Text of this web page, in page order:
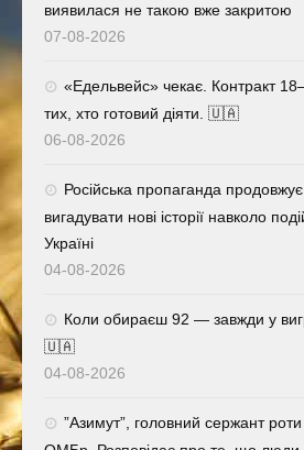
виявилася не такою вже закритою
07-08-2026
«Едельвейс» чекає. Контракт
тих, хто готовий діяти. 🇺🇦
06-08-2026
Російська пропаганда продовжує
вигадувати нові історії навколо
Україні
04-08-2026
Коли обираєш 92 — завжди у
🇺🇦
04-08-2026
⁨”Азимут”, головний сержант роти